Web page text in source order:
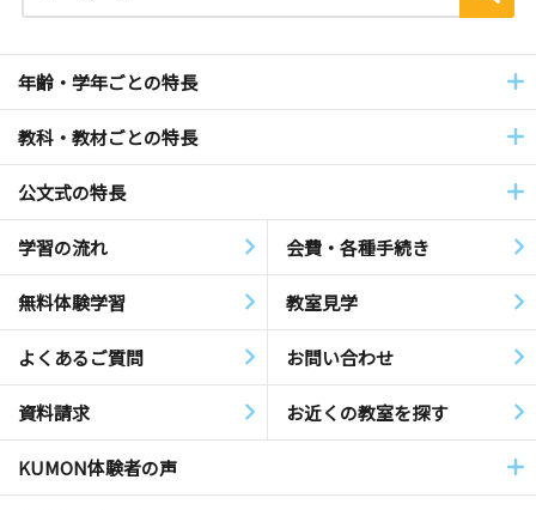
年齢・学年ごとの特長
教科・教材ごとの特長
公文式の特長
学習の流れ 会費・各種手続き
無料体験学習 教室見学
よくあるご質問 お問い合わせ
資料請求 お近くの教室を探す
KUMON体験者の声